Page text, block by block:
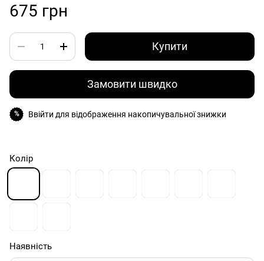
675 грн
Купити
Замовити швидко
% Ввійти для відображення накопичувальної знижки
Колір
Наявність